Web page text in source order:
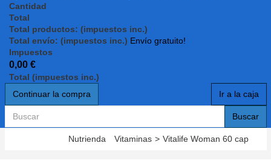
Cantidad
Total
Total productos: (impuestos inc.)
Total envío: (impuestos inc.) Envío gratuito!
Impuestos
0,00 €
Total (impuestos inc.)
Continuar la compra
Ir a la caja
Buscar
Nutrienda Vitaminas > Vitalife Woman 60 cap